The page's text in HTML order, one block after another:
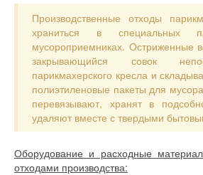
Производственные отходы
храниться в специальных
мусороприемниках. Остриженные
закрывающийся совок
парикмахерского кресла и
полиэтиленовые пакеты для
перевязывают, хранят в
удаляют вместе с твердыми
Оборудование и расходные
отходами производства: